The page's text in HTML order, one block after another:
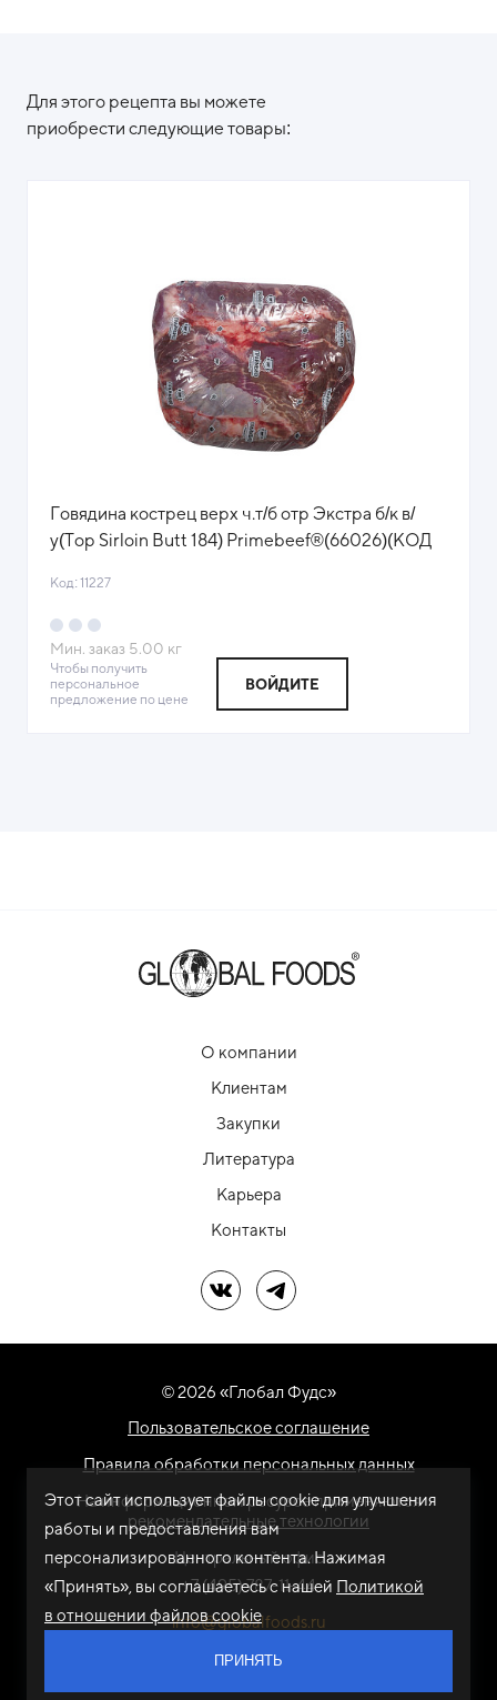
Для этого рецепта вы можете
приобрести следующие товары:
Говядина кострец верх ч.т/б отр Экстра б/к в/
у(Top Sirloin Butt 184) Primebeef®(66026)(КОД
Код: 11227
Мин. заказ 5.00 кг
Чтобы получить
персональное
предложение по цене
ВОЙДИТЕ
О компании
Клиентам
Закупки
Литература
Карьера
Контакты
Мы в ВКМы в Telegram
© 2026 «Глобал Фудс»
Пользовательское соглашение
Правила обработки персональных данных
На информационном ресурсе применяются
рекомендательные технологии
Центральный офис
+7 (495) 787-11-44
info@globalfoods.ru
Этот сайт использует файлы cookie для улучшения
работы и предоставления вам
персонализированного контента. Нажимая
«Принять», вы соглашаетесь с нашей Политикой
в отношении файлов cookie
ПРИНЯТЬ